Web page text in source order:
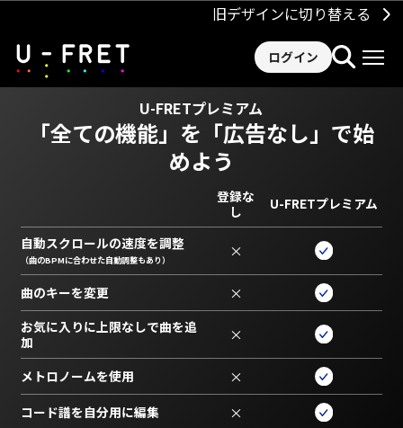
旧デザインに切り替える
ログイン
U-FRETプレミアム
「全ての機能」を 「広告なし」で始
めよう
登録な
し
U-FRETプレミアム
自動スクロールの速度を調整
（曲のBPMに合わせた自動調整もあり） ×
曲のキーを変更 ×
お気に入りに上限なしで曲を追
加
×
メトロノームを使用 ×
コード譜を自分用に編集 ×